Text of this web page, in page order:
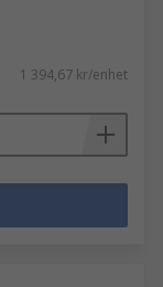
1 394,67 kr/enhet